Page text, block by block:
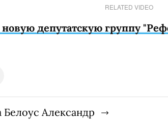
RELATED VIDEO
новую депутатскую группу
Александр